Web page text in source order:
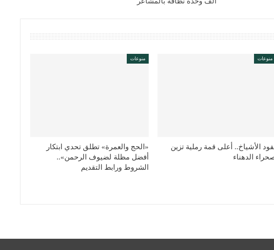
منوعات
الأشياخ.. أعلى قمة رملية تزين
الدهناء
منوعات
«الحج والعمرة» تطلق تحدي ابتكار
أفضل مظلة لضيوف الرحمن»..
الشروط ورابط التقديم